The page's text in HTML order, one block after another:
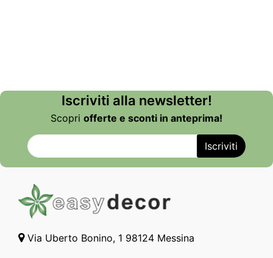
Iscriviti alla newsletter!
Scopri offerte e sconti in anteprima!
Via Uberto Bonino, 1 98124 Messina